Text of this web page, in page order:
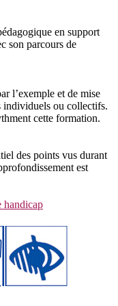
en support
son parcours de
l’exemple et de mise
individuels ou collectifs.
cette formation.
des points vus durant
est
handicap